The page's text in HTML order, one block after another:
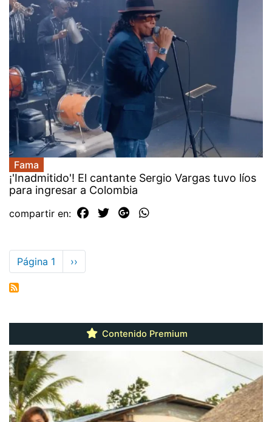
Fama
¡'Inadmitido'! El cantante Sergio Vargas tuvo líos
para ingresar a Colombia
compartir en:
Paginación
Página 1
Siguiente
página
››
Contenido Premium